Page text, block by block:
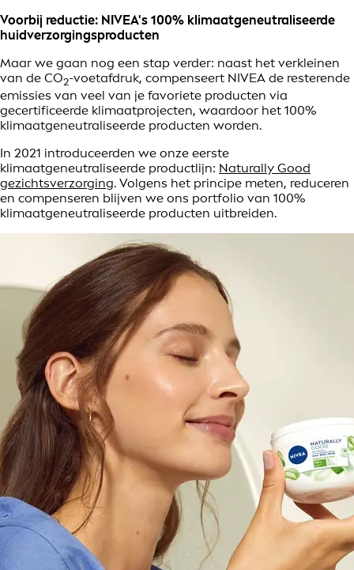
Voorbij reductie: NIVEA's 100% klimaatgeneutraliseerde
huidverzorgingsproducten
Maar we gaan nog een stap verder: naast het verkleinen
van de CO2-voetafdruk, compenseert NIVEA de resterende
emissies van veel van je favoriete producten via
gecertificeerde klimaatprojecten, waardoor het 100%
klimaatgeneutraliseerde producten worden.
In 2021 introduceerden we onze eerste
klimaatgeneutraliseerde productlijn: Naturally Good
gezichtsverzorging. Volgens het principe meten, reduceren
en compenseren blijven we ons portfolio van 100%
klimaatgeneutraliseerde producten uitbreiden.